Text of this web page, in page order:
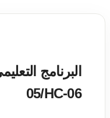
05/HC-06